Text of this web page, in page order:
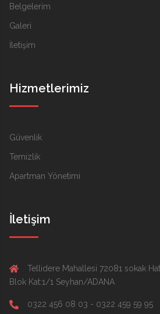
Belgelerim
Galeri
İletişim
Hizmetlerimiz
Güvenlik
Temizlik
Apartman Yönetimi
İletişim
Tellidere Mahallesi 72081 sokak
Blok Kat:1/1 Seyhan/ADANA
0322 456 08 03 - 0322 459 59 95